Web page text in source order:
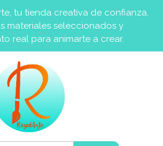
tu tienda creativa de confianza.
materiales seleccionados y
real para animarte a crear.